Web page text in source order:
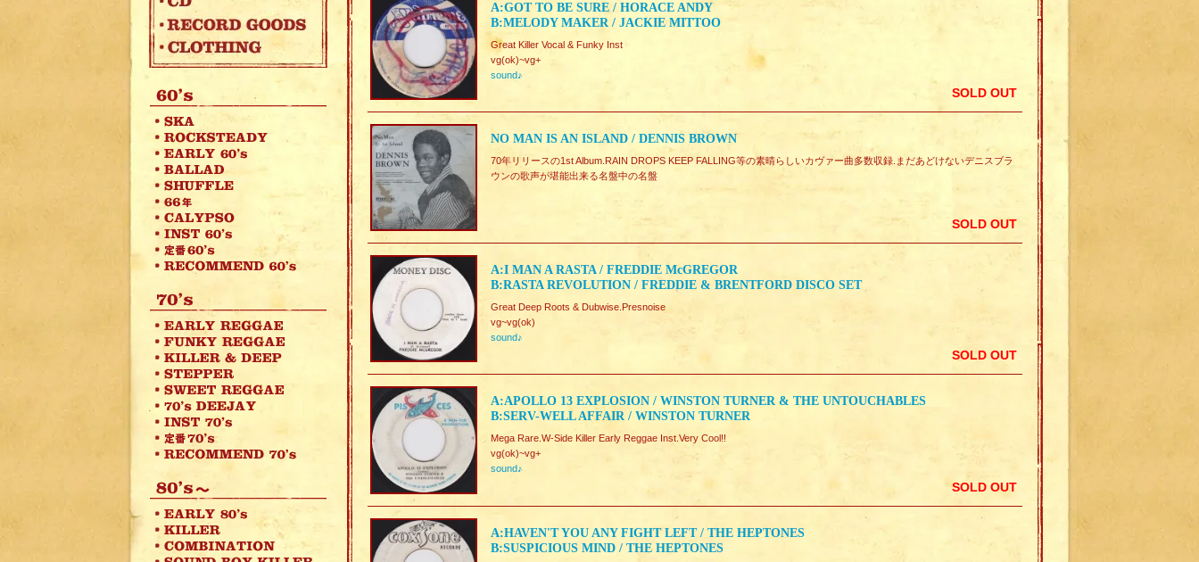
A:GOT TO BE SURE / HORACE ANDY
B:MELODY MAKER / JACKIE MITTOO
Great Killer Vocal & Funky Inst
vg(ok)~vg+
sound♪
SOLD OUT
NO MAN IS AN ISLAND / DENNIS BROWN
70年リリースの1st Album.RAIN DROPS KEEP FALLING等の素晴らしいカヴァー曲多数収録.まだあどけないデニスブラ
ウンの歌声が堪能出来る名盤中の名盤
SOLD OUT
A:I MAN A RASTA / FREDDIE McGREGOR
B:RASTA REVOLUTION / FREDDIE & BRENTFORD DISCO SET
Great Deep Roots & Dubwise.Presnoise
vg~vg(ok)
sound♪
SOLD OUT
A:APOLLO 13 EXPLOSION / WINSTON TURNER & THE UNTOUCHABLES
B:SERV-WELL AFFAIR / WINSTON TURNER
Mega Rare.W-Side Killer Early Reggae Inst.Very Cool!!
vg(ok)~vg+
sound♪
SOLD OUT
A:HAVEN'T YOU ANY FIGHT LEFT / THE HEPTONES
B:SUSPICIOUS MIND / THE HEPTONES